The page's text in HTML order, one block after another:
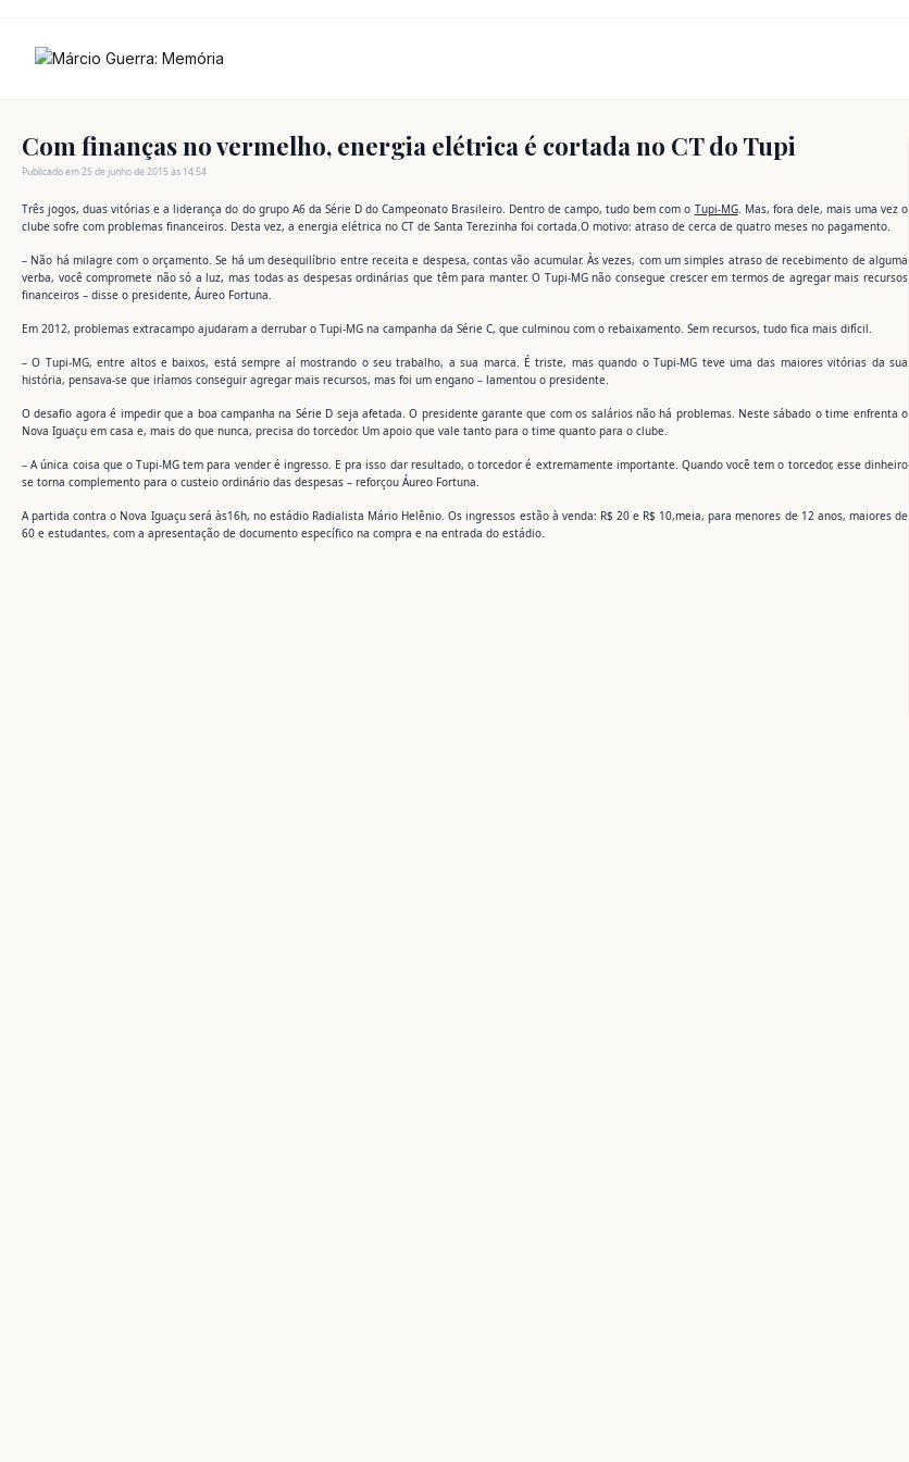
Com finanças no vermelho, energia elétrica é cortada no CT do Tupi
Publicado em 25 de junho de 2015 às 14:54
Três jogos, duas vitórias e a liderança do do grupo A6 da Série D do Campeonato Brasileiro. Dentro de campo, tudo bem com o Tupi-MG. Mas, fora dele, mais uma vez o
clube sofre com problemas financeiros. Desta vez, a energia elétrica no CT de Santa Terezinha foi cortada.O motivo: atraso de cerca de quatro meses no pagamento.
– Não há milagre com o orçamento. Se há um desequilíbrio entre receita e despesa, contas vão acumular. Às vezes, com um simples atraso de recebimento de alguma
verba, você compromete não só a luz, mas todas as despesas ordinárias que têm para manter. O Tupi-MG não consegue crescer em termos de agregar mais recursos
financeiros – disse o presidente, Áureo Fortuna.
Em 2012, problemas extracampo ajudaram a derrubar o Tupi-MG na campanha da Série C, que culminou com o rebaixamento. Sem recursos, tudo fica mais difícil.
– O Tupi-MG, entre altos e baixos, está sempre aí mostrando o seu trabalho, a sua marca. É triste, mas quando o Tupi-MG teve uma das maiores vitórias da sua
história, pensava-se que iríamos conseguir agregar mais recursos, mas foi um engano – lamentou o presidente.
O desafio agora é impedir que a boa campanha na Série D seja afetada. O presidente garante que com os salários não há problemas. Neste sábado o time enfrenta o
Nova Iguaçu em casa e, mais do que nunca, precisa do torcedor. Um apoio que vale tanto para o time quanto para o clube.
– A única coisa que o Tupi-MG tem para vender é ingresso. E pra isso dar resultado, o torcedor é extremamente importante. Quando você tem o torcedor, esse dinheiro
se torna complemento para o custeio ordinário das despesas – reforçou Áureo Fortuna.
A partida contra o Nova Iguaçu será às16h, no estádio Radialista Mário Helênio. Os ingressos estão à venda: R$ 20 e R$ 10,meia, para menores de 12 anos, maiores de
60 e estudantes, com a apresentação de documento específico na compra e na entrada do estádio.